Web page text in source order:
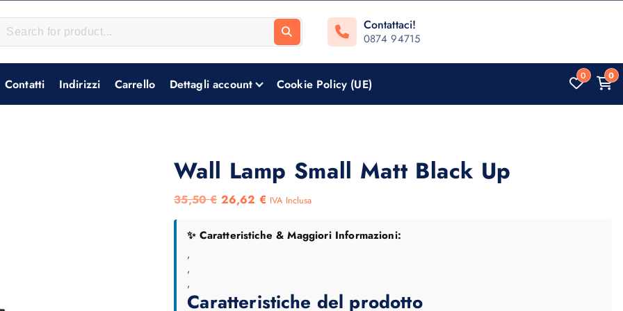
Contattaci!
0874 94715
Contatti Indirizzi Carrello Dettagli account Cookie Policy (UE)
0 0
Wall Lamp Small Matt Black Up
35,50€ I
p
26,62 €I
p
IVA Inclusa
✨ Caratteristiche & Maggiori Informazioni:
,
,
,
Caratteristiche del prodotto